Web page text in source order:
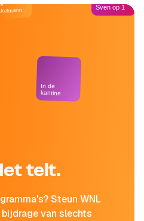
telt.
Steun WNL
van slechts
In de
kantine
Sven op 1